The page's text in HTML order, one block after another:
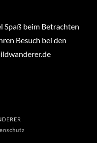
Spaß beim Betrachten
Besuch bei den